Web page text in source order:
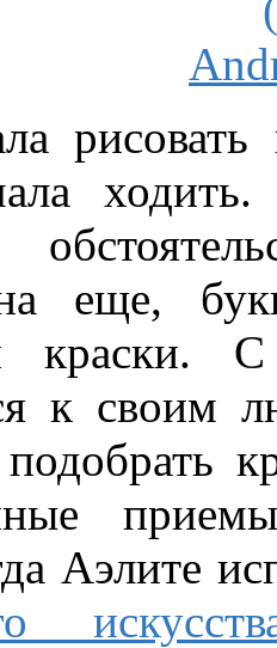
ходить.
еще,
краски.
к своим
Аэлите